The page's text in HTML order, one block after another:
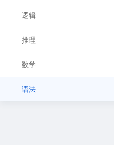
逻辑
推理
数学
语法